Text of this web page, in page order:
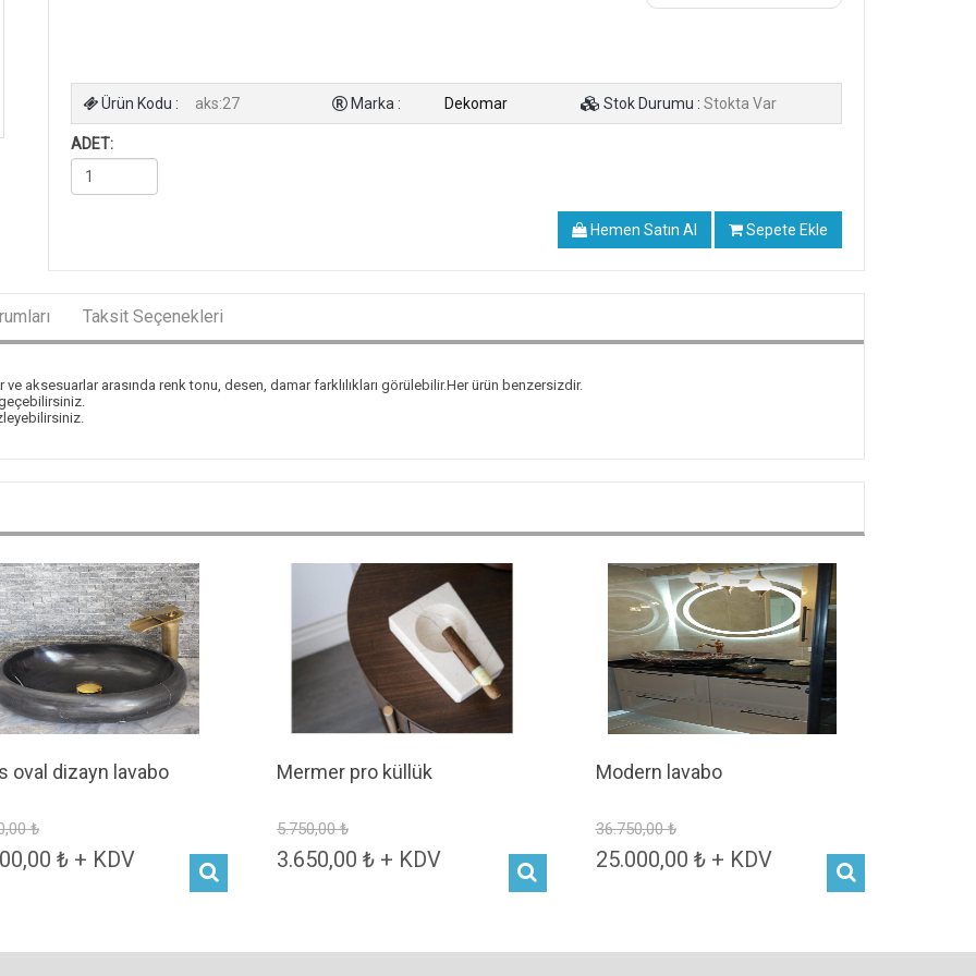
Ürün Kodu : aks:27 Marka : Dekomar Stok Durumu : Stokta Var
ADET:
Hemen Satın Al Sepete Ekle
Taksit Seçenekleri
aksesuarlar arasında renk tonu, desen, damar farklılıkları görülebilir.Her ürün benzersizdir.
geçebilirsiniz.
oval dizayn lavabo
₺
₺ + KDV
Mermer pro küllük
5.750,00 ₺
3.650,00 ₺ + KDV
Modern lavabo
36.750,00 ₺
25.000,00 ₺ + KDV